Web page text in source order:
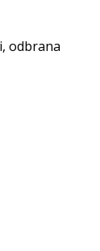
odbrana